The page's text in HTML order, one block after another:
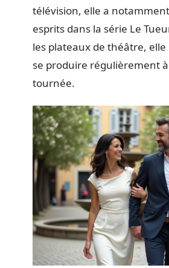
télévision, elle a
esprits dans la série Le
les plateaux de théâtre,
se produire régulièrement
tournée.